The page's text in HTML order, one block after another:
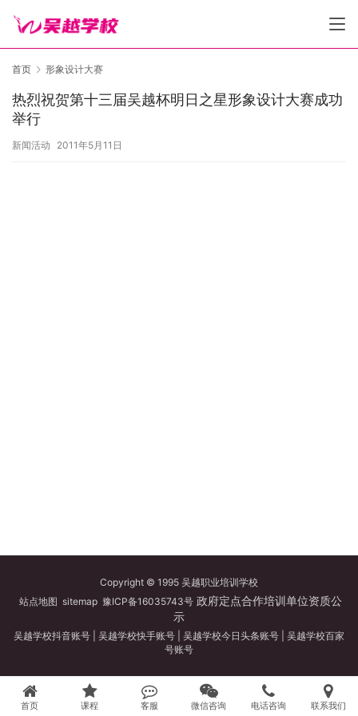
首页 形象设计大赛
热烈祝贺第十三届吴越杯明日之星形象设计大赛成功
举行
新闻活动 2011年5月11日
Copyright © 1995 吴越职业培训学校
站点地图 sitemap 豫ICP备16035743号政府定点合作培训单位资质公
示
吴越学校抖音账号 吴越学校快手账号 吴越学校今日头条账号
吴越学校百家
号账号
首页 课程 客服 微信咨询 电话咨询 联系我们